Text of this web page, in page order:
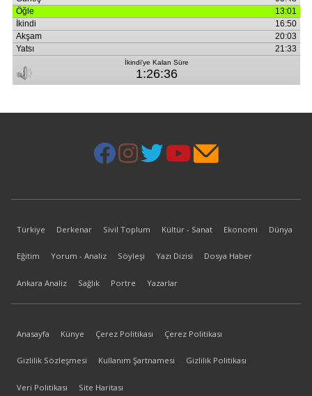
Türkiye Derkenar Sivil Toplum Kültür - Sanat Ekonomi Dünya
Eğitim Yorum - Analiz Söyleşi Yazı Dizisi Dosya Haber
Ankara Analiz Sağlık Portre Yazarlar
Anasayfa Künye Çerez Politikası Çerez Politikası
Gizlilik Sözleşmesi Kullanım Şartnamesi Gizlilik Politikası
Veri Politikası Site Haritası